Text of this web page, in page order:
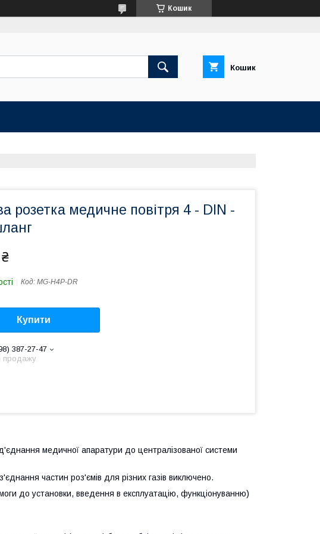
Кошик
Кошик
розетка медичне повітря 4 - DIN -
Код: MG-H4P-DR
Купити
387-27-47
продажу
медичної апаратури до централізованої системи
частин роз'ємів для різних газів виключено.
до установки, введення в експлуатацію, функціонуванню)